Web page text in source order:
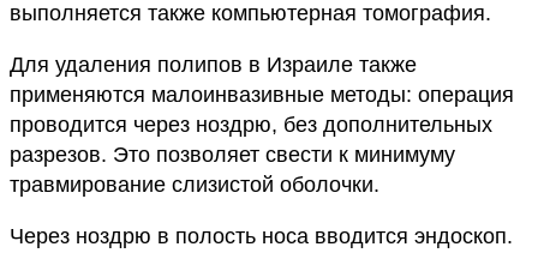
выполняется также компьютерная томография.
Для удаления полипов в Израиле также
применяются малоинвазивные методы: операция
проводится через ноздрю, без дополнительных
разрезов. Это позволяет свести к минимуму
травмирование слизистой оболочки.
Через ноздрю в полость носа вводится эндоскоп.